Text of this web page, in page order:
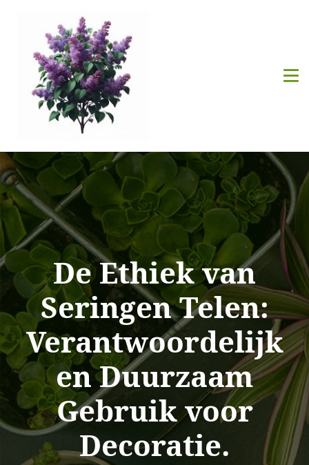
De Ethiek van
Seringen Telen:
Verantwoordelijk
en Duurzaam
Gebruik voor
Decoratie.